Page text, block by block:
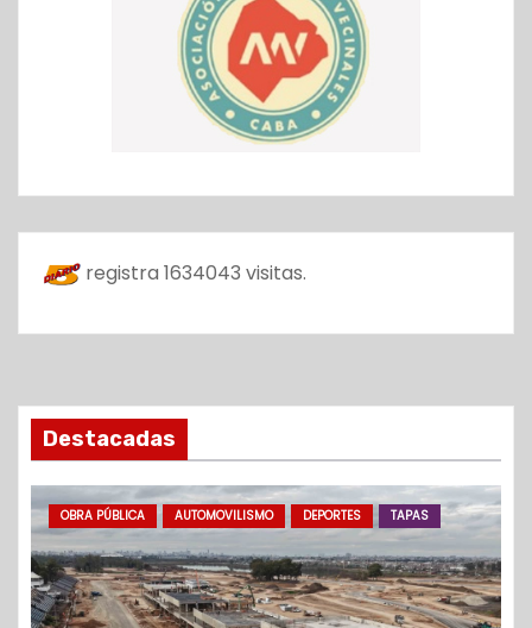
registra 1634043 visitas.
Destacadas
OBRA PÚBLICA AUTOMOVILISMO DEPORTES TAPAS